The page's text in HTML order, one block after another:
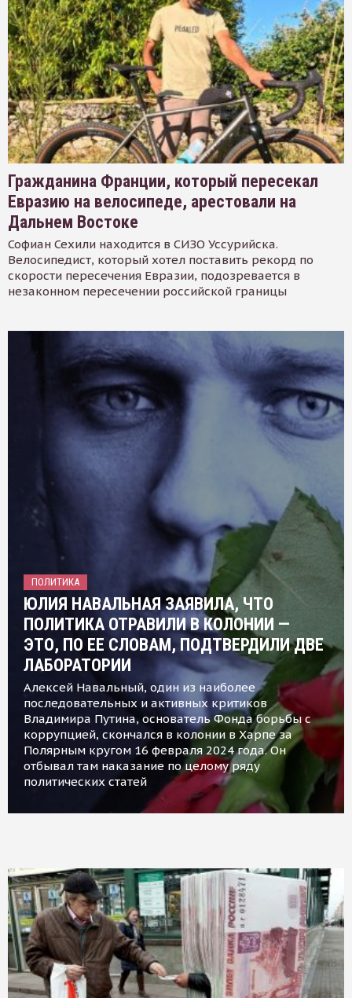
Гражданина Франции, который пересекал
Евразию на велосипеде, арестовали на
Дальнем Востоке
Софиан Сехили находится в СИЗО Уссурийска.
Велосипедист, который хотел поставить рекорд по
скорости пересечения Евразии, подозревается в
незаконном пересечении российской границы
ПОЛИТИКА
ЮЛИЯ НАВАЛЬНАЯ ЗАЯВИЛА, ЧТО
ПОЛИТИКА ОТРАВИЛИ В КОЛОНИИ —
ЭТО, ПО ЕЕ СЛОВАМ, ПОДТВЕРДИЛИ ДВЕ
ЛАБОРАТОРИИ
Алексей Навальный, один из наиболее
последовательных и активных критиков
Владимира Путина, основатель Фонда борьбы с
коррупцией, скончался в колонии в Харпе за
Полярным кругом 16 февраля 2024 года. Он
отбывал там наказание по целому ряду
политических статей